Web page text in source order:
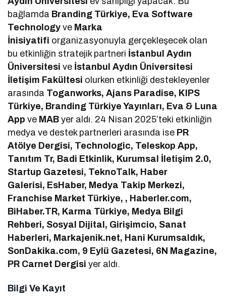
bağlamda Branding Türkiye, Eva Software
Technology ve Marka
İnisiyatifi organizasyonuyla gerçekleşecek olan
bu etkinliğin stratejik partneri İstanbul Aydın
Üniversitesi ve İstanbul Aydın Üniversitesi
İletişim Fakültesi olurken etkinliği destekleyenler
arasında Toganworks, Ajans Paradise, KIPS
Türkiye, Branding Türkiye Yayınları, Eva & Luna
App ve MAByer aldı. 24 Nisan 2025’teki etkinliğin
medya ve destek partnerleri arasında ise PR
Atölye Dergisi, Technologic, Teleskop App,
Tanıtım Tr, Badi Etkinlik, Kurumsal İletişim 2.0,
Startup Gazetesi, TeknoTalk, Haber
Galerisi, EsHaber, Medya Takip Merkezi,
Franchise Market Türkiye, , Haberler.com,
BiHaber.TR, Karma Türkiye, Medya Bilgi
Rehberi, Sosyal Dijital, Girişimcio, Sanat
Haberleri, Markajenik.net, Hani Kurumsaldık,
SonDakika.com, 9 Eylü Gazetesi, 6N Magazine,
PR Carnet Dergisi yer aldı.
Bilgi Ve Kayıt